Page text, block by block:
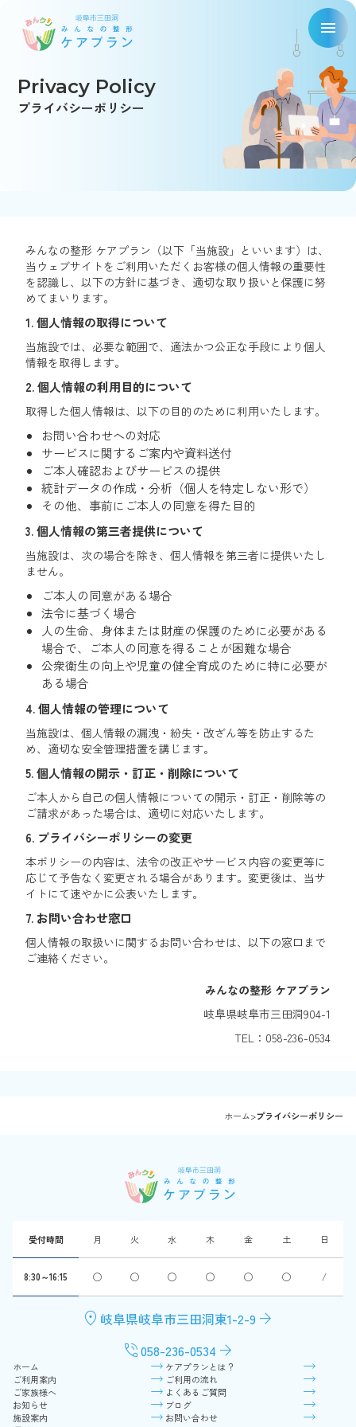
content
menu
Privacy Policy
プライバシーポリシー
みんなの整形 ケアプラン（以下「当施設」といいます）は、
当ウェブサイトをご利用いただくお客様の個人情報の重要性
を認識し、以下の方針に基づき、適切な取り扱いと保護に努
めてまいります。
1. 個人情報の取得について
当施設では、必要な範囲で、適法かつ公正な手段により個人
情報を取得します。
2. 個人情報の利用目的について
取得した個人情報は、以下の目的のために利用いたします。
お問い合わせへの対応
サービスに関するご案内や資料送付
ご本人確認およびサービスの提供
統計データの作成・分析（個人を特定しない形で）
その他、事前にご本人の同意を得た目的
3. 個人情報の第三者提供について
当施設は、次の場合を除き、個人情報を第三者に提供いたし
ません。
ご本人の同意がある場合
法令に基づく場合
人の生命、身体または財産の保護のために必要がある
場合で、ご本人の同意を得ることが困難な場合
公衆衛生の向上や児童の健全育成のために特に必要が
ある場合
4. 個人情報の管理について
当施設は、個人情報の漏洩・紛失・改ざん等を防止するた
め、適切な安全管理措置を講じます。
5. 個人情報の開示・訂正・削除について
ご本人から自己の個人情報についての開示・訂正・削除等の
ご請求があった場合は、適切に対応いたします。
6. プライバシーポリシーの変更
本ポリシーの内容は、法令の改正やサービス内容の変更等に
応じて予告なく変更される場合があります。変更後は、当サ
イトにて速やかに公表いたします。
7. お問い合わせ窓口
個人情報の取扱いに関するお問い合わせは、以下の窓口まで
ご連絡ください。
みんなの整形 ケアプラン
岐阜県岐阜市三田洞904-1
TEL：058-236-0534
ホーム>プライバシーポリシー
受付時間 月 火 水 木 金 土 日
8:30～16:15 ◯ ◯ ◯ ◯ ◯ ◯ /
location_on 岐阜県岐阜市三田洞東1-2-9 arrow_forward
phone_in_talk058-236-0534 arrow_forward
ホーム
ケアプランとは？
ご利用案内
ご利用の流れ
ご家族様へ
よくあるご質問
お知らせ
ブログ
施設案内
お問い合わせ